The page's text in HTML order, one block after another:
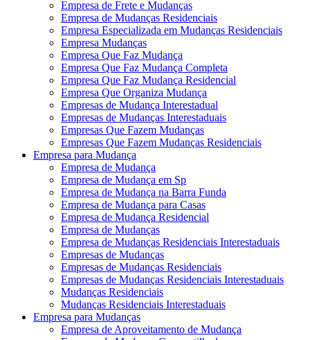
Empresa de Frete e Mudanças
Empresa de Mudanças Residenciais
Empresa Especializada em Mudanças Residenciais
Empresa Mudanças
Empresa Que Faz Mudança
Empresa Que Faz Mudança Completa
Empresa Que Faz Mudança Residencial
Empresa Que Organiza Mudança
Empresas de Mudança Interestadual
Empresas de Mudanças Interestaduais
Empresas Que Fazem Mudanças
Empresas Que Fazem Mudanças Residenciais
Empresa para Mudança
Empresa de Mudança
Empresa de Mudança em Sp
Empresa de Mudança na Barra Funda
Empresa de Mudança para Casas
Empresa de Mudança Residencial
Empresa de Mudanças
Empresa de Mudanças Residenciais Interestaduais
Empresas de Mudanças
Empresas de Mudanças Residenciais
Empresas de Mudanças Residenciais Interestaduais
Mudanças Residenciais
Mudanças Residenciais Interestaduais
Empresa para Mudanças
Empresa de Aproveitamento de Mudança